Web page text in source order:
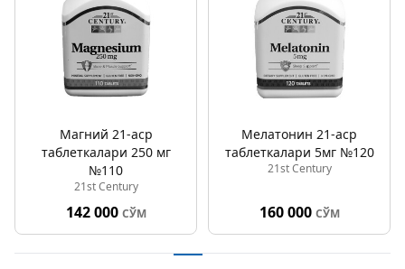
Магний 21-аср
таблеткалари 250 мг
№110
21st Century
142 000 СЎМ
Мелатонин 21-аср
таблеткалари 5мг №120
21st Century
160 000 СЎМ